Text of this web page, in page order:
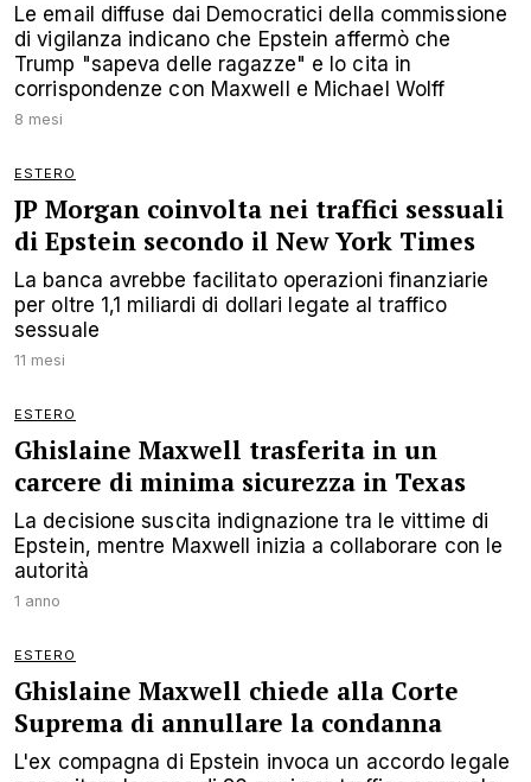
Le email diffuse dai Democratici della commissione
di vigilanza indicano che Epstein affermò che
Trump "sapeva delle ragazze" e lo cita in
corrispondenze con Maxwell e Michael Wolff
8 mesi
ESTERO
JP Morgan coinvolta nei traffici sessuali
di Epstein secondo il New York Times
La banca avrebbe facilitato operazioni finanziarie
per oltre 1,1 miliardi di dollari legate al traffico
sessuale
11 mesi
ESTERO
Ghislaine Maxwell trasferita in un
carcere di minima sicurezza in Texas
La decisione suscita indignazione tra le vittime di
Epstein, mentre Maxwell inizia a collaborare con le
autorità
1 anno
ESTERO
Ghislaine Maxwell chiede alla Corte
Suprema di annullare la condanna
L'ex compagna di Epstein invoca un accordo legale